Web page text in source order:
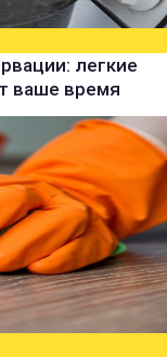
легкие
ваше время